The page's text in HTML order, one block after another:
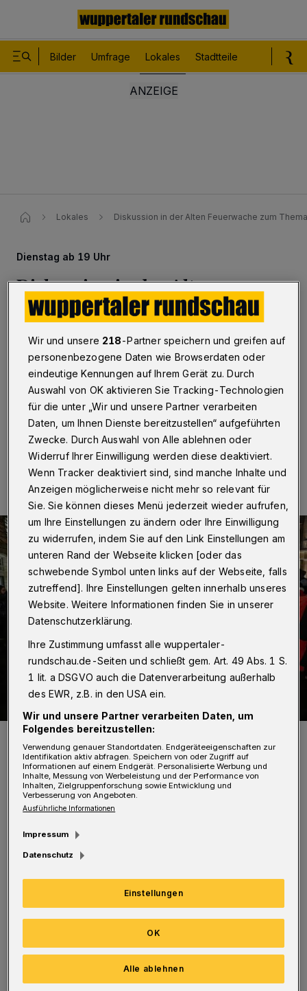
Bilder Umfrage Lokales Stadtteile
Lokales Diskussion in der Alten Feuerwache zum
Dienstag ab 19 Uhr
Diskussion in der Alten
Feuerwache zum Thema AfD-
Verbot
Wuppertal· Unter dem Titel „AfD-Verbot – jetzt erst
recht!“ gibt es am Dienstag (3. Juni 2025) um 19 Uhr
einen Abend in der Alten Feuerwache (Gathe 6).
02.06.2025 , 07:30 Uhr Eine Minute Lesezeit
Demo im Januar 2025 vor dem Rathaus.
Foto: Christoph Petersen
N ach einem Input von Prof. Dr. Fabian
Virchow (Leiter des
Forschungsschwerpunkts Rechtsextremismus
und Neonazismus an der Hochschule
Düsseldorf) gibt es eine offene
Gesprächsrunde rund um die Frage, ob und
wie ein neues AfD-Verbotsverfahren nach der
Hochstufung der Partei als „gesichert
Wir und unsere 218-Partner speichern und greifen auf
personenbezogene Daten wie Browserdaten oder
eindeutige Kennungen auf Ihrem Gerät zu. Durch
Auswahl von OK aktivieren Sie Tracking-Technologien
für die unter „Wir und unsere Partner verarbeiten
Daten, um Ihnen Dienste bereitzustellen“ aufgeführten
Zwecke. Durch Auswahl von Alle ablehnen oder
Widerruf Ihrer Einwilligung werden diese deaktiviert.
Wenn Tracker deaktiviert sind, sind manche Inhalte und
Anzeigen möglicherweise nicht mehr so relevant für
Sie. Sie können dieses Menü jederzeit wieder aufrufen,
um Ihre Einstellungen zu ändern oder Ihre Einwilligung
zu widerrufen, indem Sie auf den Link Einstellungen am
unteren Rand der Webseite klicken [oder das
schwebende Symbol unten links auf der Webseite, falls
zutreffend]. Ihre Einstellungen gelten innerhalb unseres
Website. Weitere Informationen finden Sie in unserer
Datenschutzerklärung.
Ihre Zustimmung umfasst alle wuppertaler-
rundschau.de-Seiten und schließt gem. Art. 49 Abs. 1 S.
1 lit. a DSGVO auch die Datenverarbeitung außerhalb
des EWR, z.B. in den USA ein.
Wir und unsere Partner verarbeiten Daten, um
Folgendes bereitzustellen:
Verwendung genauer Standortdaten. Endgeräteeigenschaften zur
Identifikation aktiv abfragen. Speichern von oder Zugriff auf
Informationen auf einem Endgerät. Personalisierte Werbung und
Inhalte, Messung von Werbeleistung und der Performance von
Inhalten, Zielgruppenforschung sowie Entwicklung und
Verbesserung von Angeboten.
Ausführliche Informationen
Impressum
Datenschutz
Einstellungen
Alle ablehnen
OK